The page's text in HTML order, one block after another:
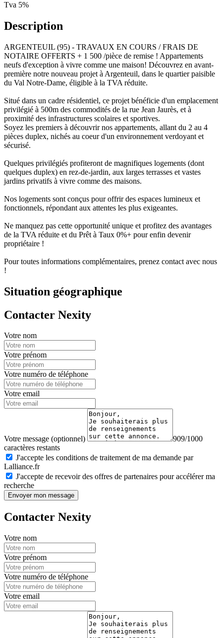
Tva 5%
Description
ARGENTEUIL (95) - TRAVAUX EN COURS / FRAIS DE
NOTAIRE OFFERTS + 1 500 /pièce de remise ! Appartements
neufs d'exception à vivre comme une maison! Découvrez en avant-
première notre nouveau projet à Argenteuil, dans le quartier paisible
du Val Notre-Dame, éligible à la TVA réduite.
Situé dans un cadre résidentiel, ce projet bénéficie d'un emplacement
privilégié à 500m des commodités de la rue Jean Jaurès, et à
proximité des infrastructures scolaires et sportives.
Soyez les premiers à découvrir nos appartements, allant du 2 au 4
pièces duplex, nichés au coeur d'un environnement verdoyant et
sécurisé.
Quelques privilégiés profiteront de magnifiques logements (dont
quelques duplex) en rez-de-jardin, aux larges terrasses et vastes
jardins privatifs à vivre comme des maisons.
Nos logements sont conçus pour offrir des espaces lumineux et
fonctionnels, répondant aux attentes les plus exigeantes.
Ne manquez pas cette opportunité unique et profitez des avantages
de la TVA réduite et du Prêt à Taux 0%+ pour enfin devenir
propriétaire !
Pour toutes informations complémentaires, prenez contact avec nous
!
Situation géographique
Contacter Nexity
Votre nom
Votre prénom
Votre numéro de téléphone
Votre email
Votre message (optionnel)
909/1000
caractères restants
J'accepte les conditions de traitement de ma demande par
Lalliance.fr
J'accepte de recevoir des offres de partenaires pour accélérer ma
recherche
Envoyer mon message
Contacter Nexity
Votre nom
Votre prénom
Votre numéro de téléphone
Votre email